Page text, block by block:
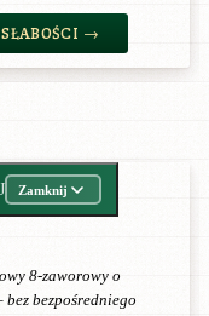
→
Zamknij
8-zaworowy o
bezpośredniego